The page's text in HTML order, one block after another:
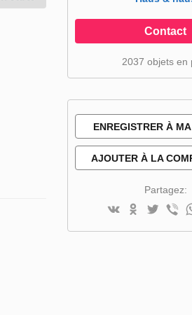
Contact
2037 objets en
ENREGISTRER À
SOUHAITS
AJOUTER À LA
Partagez: